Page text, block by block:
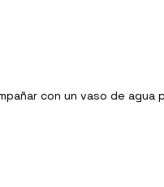
con un vaso de